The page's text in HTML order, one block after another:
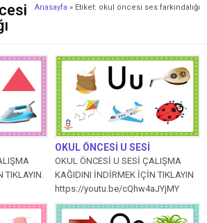
Anasayfa » Etiket: okul öncesi ses farkındalığı
TIKLAYIN.
OKUL ÖNCESİ U SESİ
OKUL ÖNCESİ U SESİ ÇALIŞMA
KAĞIDINI İNDİRMEK İÇİN TIKLAYIN
https://youtu.be/cQhw4aJYjMY